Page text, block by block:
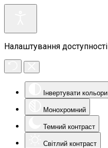
Налаштування доступності
Інвертувати кольори
Монохромний
Темний контраст
Світлий контраст